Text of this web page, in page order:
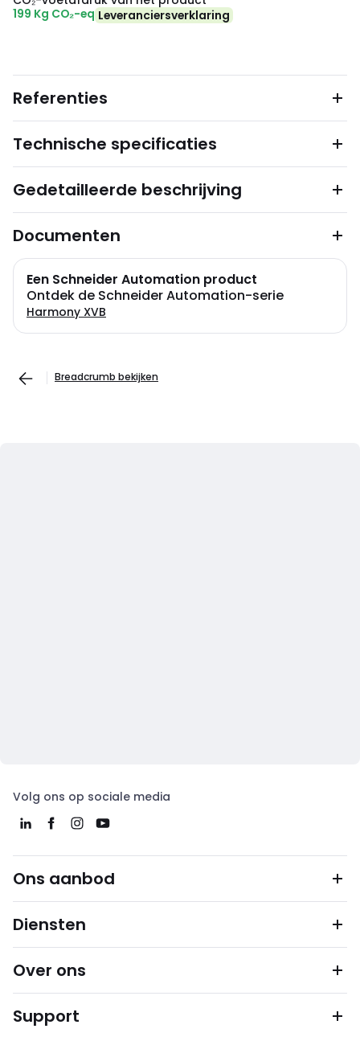
199 Kg CO₂-eq Leveranciersverklaring
Referenties
Technische specificaties
Gedetailleerde beschrijving
Documenten
Een Schneider Automation product
Ontdek de Schneider Automation-serie
Harmony XVB
Breadcrumb bekijken
Volg ons op sociale media
Ons aanbod
Diensten
Over ons
Support